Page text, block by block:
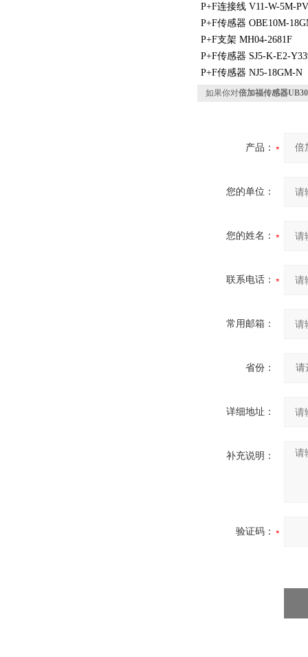
P+F连接线 V11-W-5M-
P+F传感器 OBE10M-
P+F支架 MH04-2681F
P+F传感器 SJ5-K-E2-
P+F传感器 NJ5-18GM-N
如果你对倍加福传感器
产品：
您的单位：
您的姓名：
联系电话：
常用邮箱：
省份：
详细地址：
补充说明：
验证码：